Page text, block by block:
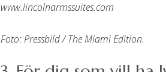
www.lincolnarmssuites.com
Foto: Pressbild / The Miami Edition.